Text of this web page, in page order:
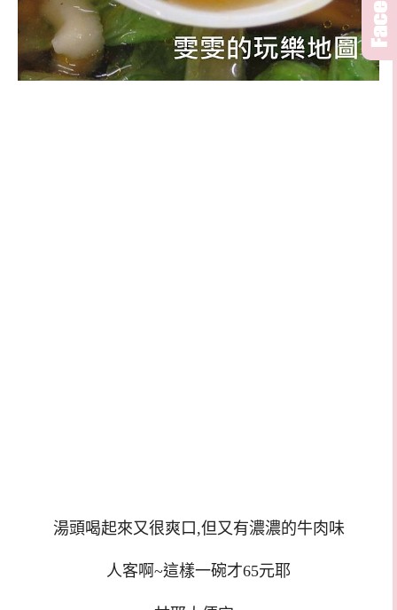
湯頭喝起來又很爽口,但又有濃濃的牛肉味
人客啊~這樣一碗才65元耶